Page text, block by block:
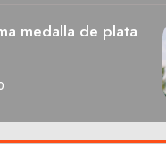
medalla de plata